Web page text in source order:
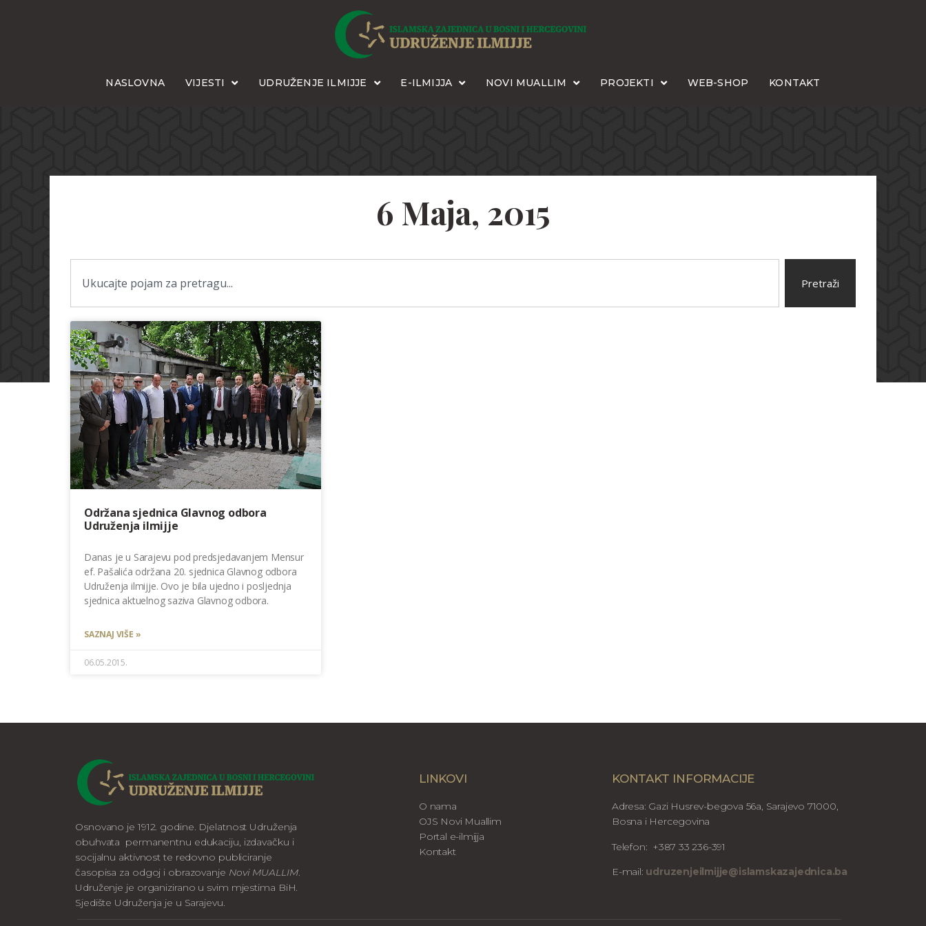
NASLOVNA VIJESTI UDRUŽENJE ILMIJJE E-ILMIJJA NOVI MUALLIM PROJEKTI WEB-SHOP KONTAKT
6 Maja, 2015
Pretraži
Održana sjednica Glavnog odbora
Udruženja ilmijje
Danas je u Sarajevu pod predsjedavanjem Mensur
ef. Pašalića održana 20. sjednica Glavnog odbora
Udruženja ilmijje. Ovo je bila ujedno i posljednja
sjednica aktuelnog saziva Glavnog odbora.
SAZNAJ VIŠE »
06.05.2015.
Osnovano je 1912. godine. Djelatnost Udruženja
obuhvata permanentnu edukaciju, izdavačku i
socijalnu aktivnost te redovno publiciranje
časopisa za odgoj i obrazovanje Novi MUALLIM.
Udruženje je organizirano u svim mjestima BiH.
Sjedište Udruženja je u Sarajevu.
LINKOVI
O nama
OJS Novi Muallim
Portal e-ilmijja
Kontakt
KONTAKT INFORMACIJE
Adresa: Gazi Husrev-begova 56a, Sarajevo 71000,
Bosna i Hercegovina
Telefon: +387 33 236-391
E-mail: udruzenjeilmijje@islamskazajednica.ba